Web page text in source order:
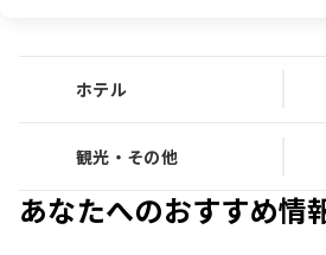
ホテル
観光・その他
あなたへのおすすめ情